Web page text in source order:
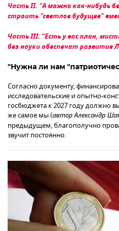
Часть II. "А можно как-нибудь
строить "светлое будущее"
Часть III. "Есть у вас план,
без науки обеспечат развитие
"Нужна ли нам
Согласно документу,
исследовательские и опытно-
госбюджета к 2027 году должно
же самое мы (автор Александр
предыдущем, благополучно
звучит постоянно.